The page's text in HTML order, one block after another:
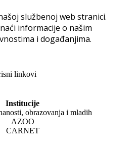
službenoj web stranici.
informacije o našim
i događanjima.
linkovi
Institucije
obrazovanja i mladih
AZOO
CARNET